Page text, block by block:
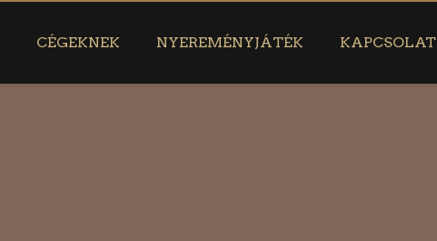
CÉGEKNEK NYEREMÉNYJÁTÉK KAPCSOLAT